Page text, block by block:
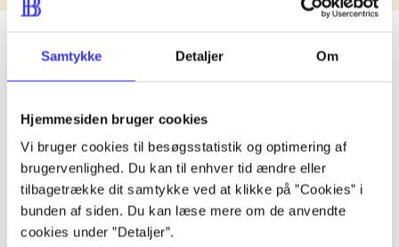
Samtykke Detaljer Om
Hjemmesiden bruger cookies
Vi bruger cookies til besøgsstatistik og optimering af
brugervenlighed. Du kan til enhver tid ændre eller
tilbagetrække dit samtykke ved at klikke på ”Cookies” i
bunden af siden. Du kan læse mere om de anvendte
cookies under ”Detaljer”.
Nyhed
lorem ipsum dolor sit amet ...
lorem ipsum dolor sit amet ...
lorem ipsum dolor sit amet ...
lorem ipsum dolor sit amet ...
lorem ipsum dolor sit amet ...
lorem ipsum dolor sit amet ...